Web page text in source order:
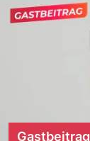
Gastbeitrag